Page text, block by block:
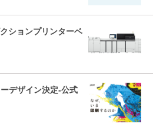
ションプリンターベ
デザイン決定-公式